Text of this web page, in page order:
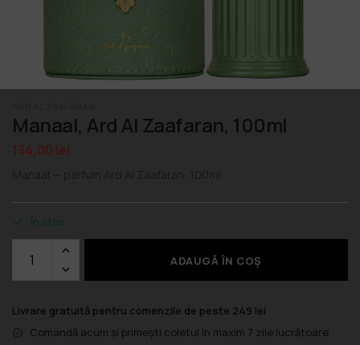
Manaal, Ard Al Zaafaran, 100ml
134,00 lei
În stoc
ADAUGĂ ÎN COȘ
Livrare gratuită pentru comenzile de peste 249 lei
Comandă acum și primești coletul în maxim 7 zile lucrătoare